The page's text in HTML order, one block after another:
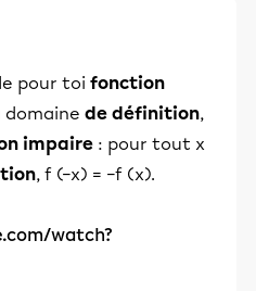
pour toi fonction
de définition,
impaire : pour tout x
, f (−x) = −f (x).
watch?